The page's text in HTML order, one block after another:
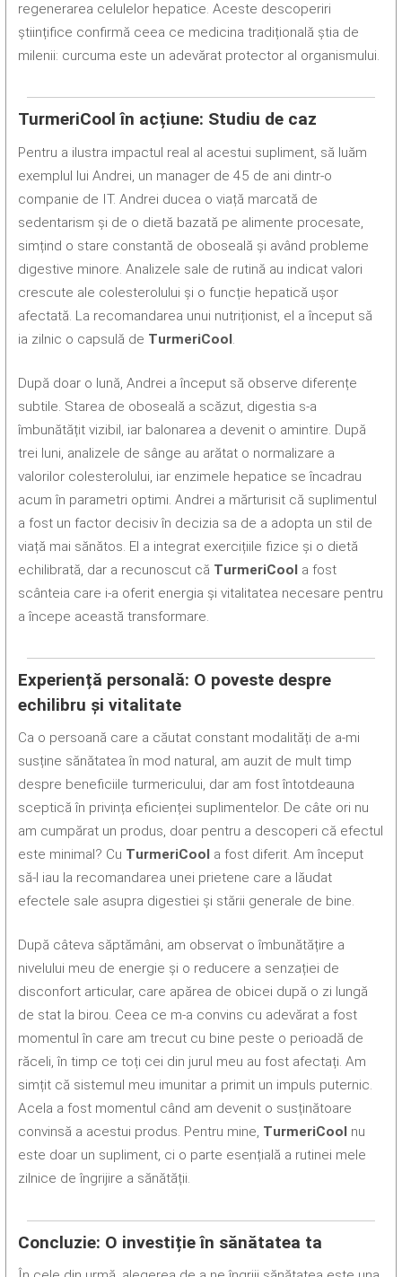
regenerarea celulelor hepatice. Aceste descoperiri
științifice confirmă ceea ce medicina tradițională știa de
milenii: curcuma este un adevărat protector al organismului.
TurmeriCool în acțiune: Studiu de caz
Pentru a ilustra impactul real al acestui supliment, să luăm
exemplul lui Andrei, un manager de 45 de ani dintr-o
companie de IT. Andrei ducea o viață marcată de
sedentarism și de o dietă bazată pe alimente procesate,
simțind o stare constantă de oboseală și având probleme
digestive minore. Analizele sale de rutină au indicat valori
crescute ale colesterolului și o funcție hepatică ușor
afectată. La recomandarea unui nutriționist, el a început să
ia zilnic o capsulă de TurmeriCool.
După doar o lună, Andrei a început să observe diferențe
subtile. Starea de oboseală a scăzut, digestia s-a
îmbunătățit vizibil, iar balonarea a devenit o amintire. După
trei luni, analizele de sânge au arătat o normalizare a
valorilor colesterolului, iar enzimele hepatice se încadrau
acum în parametri optimi. Andrei a mărturisit că suplimentul
a fost un factor decisiv în decizia sa de a adopta un stil de
viață mai sănătos. El a integrat exercițiile fizice și o dietă
echilibrată, dar a recunoscut că TurmeriCool a fost
scânteia care i-a oferit energia și vitalitatea necesare pentru
a începe această transformare.
Experiență personală: O poveste despre
echilibru și vitalitate
Ca o persoană care a căutat constant modalități de a-mi
susține sănătatea în mod natural, am auzit de mult timp
despre beneficiile turmericului, dar am fost întotdeauna
sceptică în privința eficienței suplimentelor. De câte ori nu
am cumpărat un produs, doar pentru a descoperi că efectul
este minimal? Cu TurmeriCool a fost diferit. Am început
să-l iau la recomandarea unei prietene care a lăudat
efectele sale asupra digestiei și stării generale de bine.
După câteva săptămâni, am observat o îmbunătățire a
nivelului meu de energie și o reducere a senzației de
disconfort articular, care apărea de obicei după o zi lungă
de stat la birou. Ceea ce m-a convins cu adevărat a fost
momentul în care am trecut cu bine peste o perioadă de
răceli, în timp ce toți cei din jurul meu au fost afectați. Am
simțit că sistemul meu imunitar a primit un impuls puternic.
Acela a fost momentul când am devenit o susținătoare
convinsă a acestui produs. Pentru mine, TurmeriCool nu
este doar un supliment, ci o parte esențială a rutinei mele
zilnice de îngrijire a sănătății.
Concluzie: O investiție în sănătatea ta